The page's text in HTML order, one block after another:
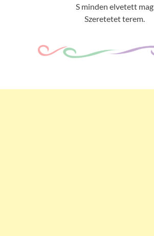
S minden elvetett mag
Szeretetet terem.